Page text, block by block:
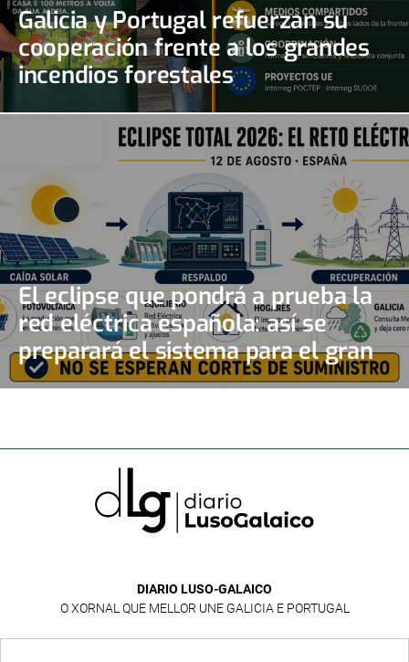
Galicia y Portugal refuerzan su
cooperación frente a los grandes
incendios forestales
El eclipse que pondrá a prueba la
red eléctrica española: así se
preparará el sistema para el gran
apagón solar
DIARIO LUSO-GALAICO
O XORNAL QUE MELLOR UNE GALICIA E PORTUGAL